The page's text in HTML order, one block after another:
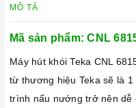
MÔ TẢ
Mã sản phẩm: CNL
Máy hút khói Teka CNL
từ thương hiệu Teka sẽ là
trình nấu nướng trở nên dễ